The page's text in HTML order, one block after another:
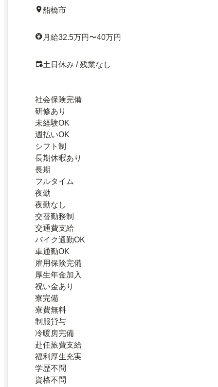
船橋市
月給32.5万円〜40万円
土日休み / 残業なし
社会保険完備
研修あり
未経験OK
週払いOK
シフト制
長期休暇あり
長期
フルタイム
夜勤
夜勤なし
交替勤務制
交通費支給
バイク通勤OK
車通勤OK
雇用保険完備
厚生年金加入
祝い金あり
寮完備
寮費無料
制服貸与
冷暖房完備
赴任旅費支給
福利厚生充実
学歴不問
資格不問